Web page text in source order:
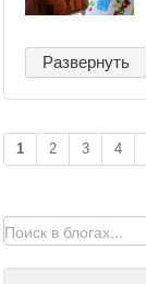
Развернуть
1 2 3 4